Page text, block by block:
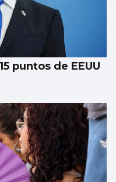
puntos de EEUU